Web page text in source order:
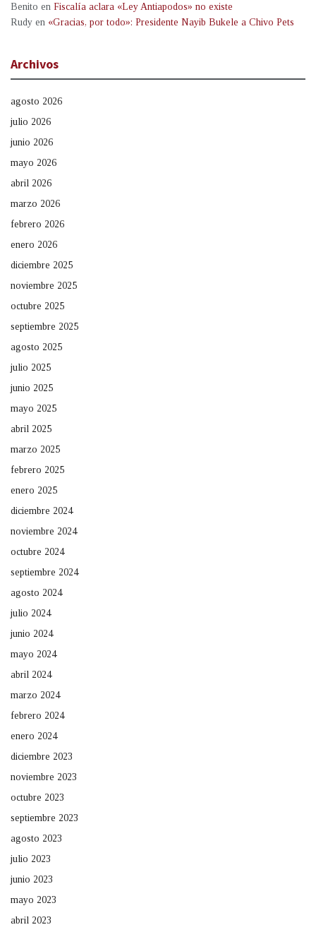
Benito en Fiscalía aclara «Ley Antiapodos» no existe
Rudy en «Gracias, por todo»: Presidente Nayib Bukele a Chivo Pets
Archivos
agosto 2026
julio 2026
junio 2026
mayo 2026
abril 2026
marzo 2026
febrero 2026
enero 2026
diciembre 2025
noviembre 2025
octubre 2025
septiembre 2025
agosto 2025
julio 2025
junio 2025
mayo 2025
abril 2025
marzo 2025
febrero 2025
enero 2025
diciembre 2024
noviembre 2024
octubre 2024
septiembre 2024
agosto 2024
julio 2024
junio 2024
mayo 2024
abril 2024
marzo 2024
febrero 2024
enero 2024
diciembre 2023
noviembre 2023
octubre 2023
septiembre 2023
agosto 2023
julio 2023
junio 2023
mayo 2023
abril 2023